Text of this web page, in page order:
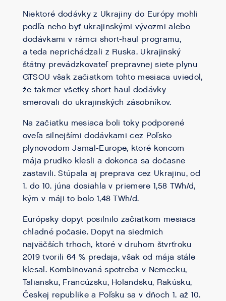
Niektoré dodávky z Ukrajiny do Európy mohli
podľa neho byť ukrajinskými vývozmi alebo
dodávkami v rámci short-haul programu,
a teda neprichádzali z Ruska. Ukrajinský
štátny prevádzkovateľ prepravnej siete plynu
GTSOU však začiatkom tohto mesiaca uviedol,
že takmer všetky short-haul dodávky
smerovali do ukrajinských zásobníkov.
Na začiatku mesiaca boli toky podporené
oveľa silnejšími dodávkami cez Poľsko
plynovodom Jamal-Europe, ktoré koncom
mája prudko klesli a dokonca sa dočasne
zastavili. Stúpala aj preprava cez Ukrajinu, od
1. do 10. júna dosiahla v priemere 1,58 TWh/d,
kým v máji to bolo 1,48 TWh/d.
Európsky dopyt posilnilo začiatkom mesiaca
chladné počasie. Dopyt na siedmich
najväčších trhoch, ktoré v druhom štvrťroku
2019 tvorili 64 % predaja, však od mája stále
klesal. Kombinovaná spotreba v Nemecku,
Taliansku, Francúzsku, Holandsku, Rakúsku,
Českej republike a Poľsku sa v dňoch 1. až 10.